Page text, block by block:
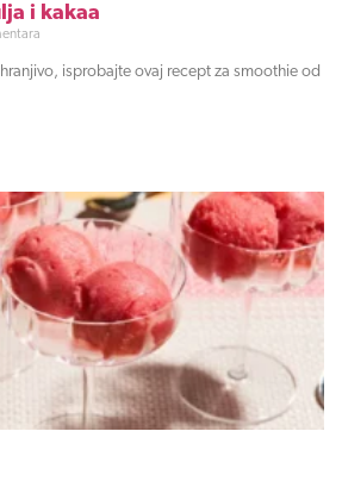
i kakaa
isprobajte ovaj recept za smoothie od